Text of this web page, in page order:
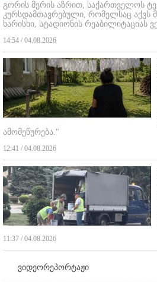
გორის მერის აზრით, საქართველოს
კურსდამთავრებული, რომელსაც აქვს
ხარისხი, სტადიონის რეაბილიტაციას
14:54 / 04.08.2026
ამომეწურება."
12:41 / 04.08.2026
11:37 / 04.08.2026
ვიდეორეპორტაჟი